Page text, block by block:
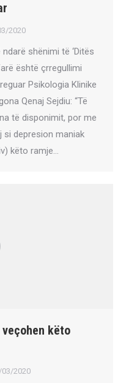
2020
shënimi të ‘Ditës
është çrregullimi
Psikologia Klinike
Qenaj Sejdiu: “Të
të disponimit, por me
si depresion maniak
këto ramje…
këto
2020